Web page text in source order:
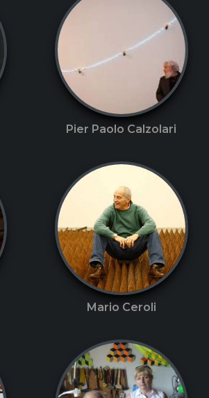
Pier Paolo Calzolari
Mario Ceroli